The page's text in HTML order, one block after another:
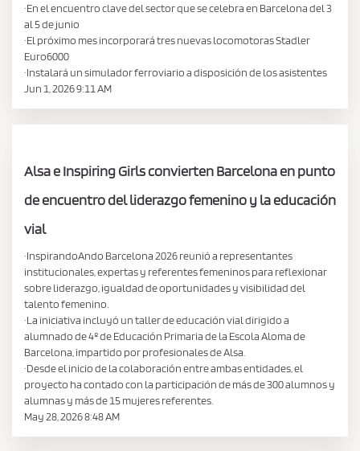
·En el encuentro clave del sector que se celebra en Barcelona del 3
al 5 de junio
·El próximo mes incorporará tres nuevas locomotoras Stadler
Euro6000
·Instalará un simulador ferroviario a disposición de los asistentes
Jun 1, 2026 9:11 AM
Alsa e Inspiring Girls convierten Barcelona en punto
de encuentro del liderazgo femenino y la educación
vial
·InspirandoAndo Barcelona 2026 reunió a representantes
institucionales, expertas y referentes femeninos para reflexionar
sobre liderazgo, igualdad de oportunidades y visibilidad del
talento femenino.
·La iniciativa incluyó un taller de educación vial dirigido a
alumnado de 4º de Educación Primaria de la Escola Aloma de
Barcelona, impartido por profesionales de Alsa.
·Desde el inicio de la colaboración entre ambas entidades, el
proyecto ha contado con la participación de más de 300 alumnos y
alumnas y más de 15 mujeres referentes.
May 28, 2026 8:48 AM